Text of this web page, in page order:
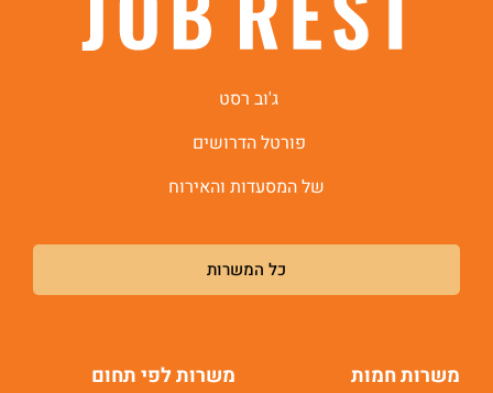
ג'וב רסט
פורטל הדרושים
של המסעדות והאירוח
כל המשרות
משרות חמות משרות לפי תחום